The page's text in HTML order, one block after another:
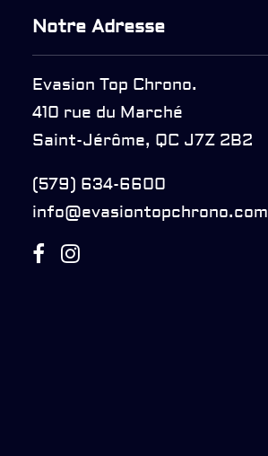
Notre Adresse
Evasion Top Chrono.
410 rue du Marché
Saint-Jérôme, QC J7Z 2B2
(579) 634-6600
info@evasiontopchrono.com